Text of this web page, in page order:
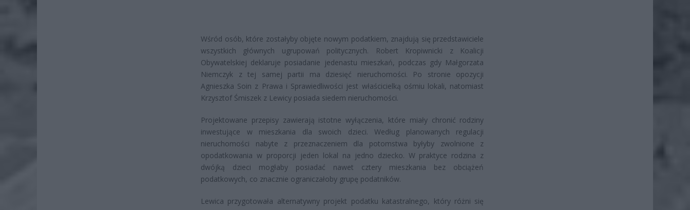
Wśród osób, które zostałyby objęte nowym podatkiem, znajdują się przedstawiciele
wszystkich głównych ugrupowań politycznych. Robert Kropiwnicki z Koalicji
Obywatelskiej deklaruje posiadanie jedenastu mieszkań, podczas gdy Małgorzata
Niemczyk z tej samej partii ma dziesięć nieruchomości. Po stronie opozycji
Agnieszka Soin z Prawa i Sprawiedliwości jest właścicielką ośmiu lokali, natomiast
Krzysztof Śmiszek z Lewicy posiada siedem nieruchomości.
Projektowane przepisy zawierają istotne wyłączenia, które miały chronić rodziny
inwestujące w mieszkania dla swoich dzieci. Według planowanych regulacji
nieruchomości nabyte z przeznaczeniem dla potomstwa byłyby zwolnione z
opodatkowania w proporcji jeden lokal na jedno dziecko. W praktyce rodzina z
dwójką dzieci mogłaby posiadać nawet cztery mieszkania bez obciążeń
podatkowych, co znacznie ograniczałoby grupę podatników.
Lewica przygotowała alternatywny projekt podatku katastralnego, który różni się